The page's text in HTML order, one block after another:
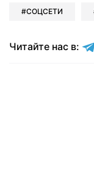
СОЦСЕТИ
Читайте нас в: